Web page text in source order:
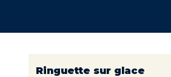
Ringuette sur glace